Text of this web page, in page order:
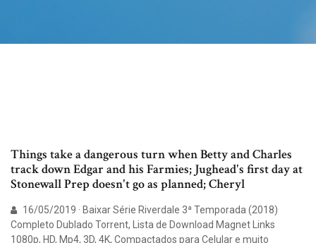
Things take a dangerous turn when Betty and Charles
track down Edgar and his Farmies; Jughead's first day at
Stonewall Prep doesn't go as planned; Cheryl
16/05/2019 · Baixar Série Riverdale 3ª Temporada (2018)
Completo Dublado Torrent, Lista de Download Magnet Links
1080p, HD, Mp4, 3D, 4K, Compactados para Celular e muito